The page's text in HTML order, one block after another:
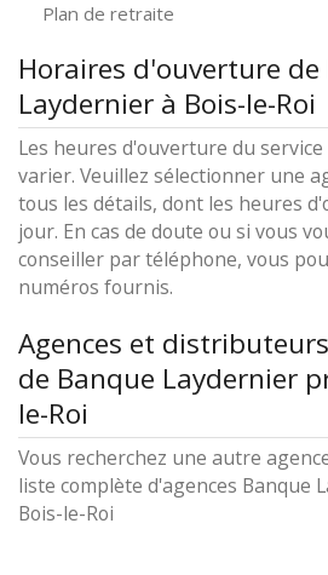
Plan de retraite
Horaires d'ouverture de
Laydernier à Bois-le-Roi
Les heures d'ouverture du
varier. Veuillez sélectionner une
tous les détails, dont les heures
jour. En cas de doute ou si vous
conseiller par téléphone, vous
numéros fournis.
Agences et
de Banque Laydernier
le-Roi
Vous recherchez une autre
liste complète d'agences Banque
Bois-le-Roi